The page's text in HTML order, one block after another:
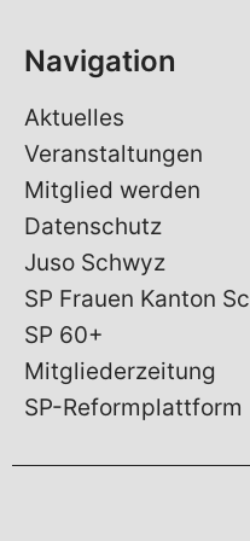
Navigation
Aktuelles
Veranstaltungen
Mitglied werden
Datenschutz
Juso Schwyz
SP Frauen Kanton
SP 60+
Mitgliederzeitung
SP-Reformplattform